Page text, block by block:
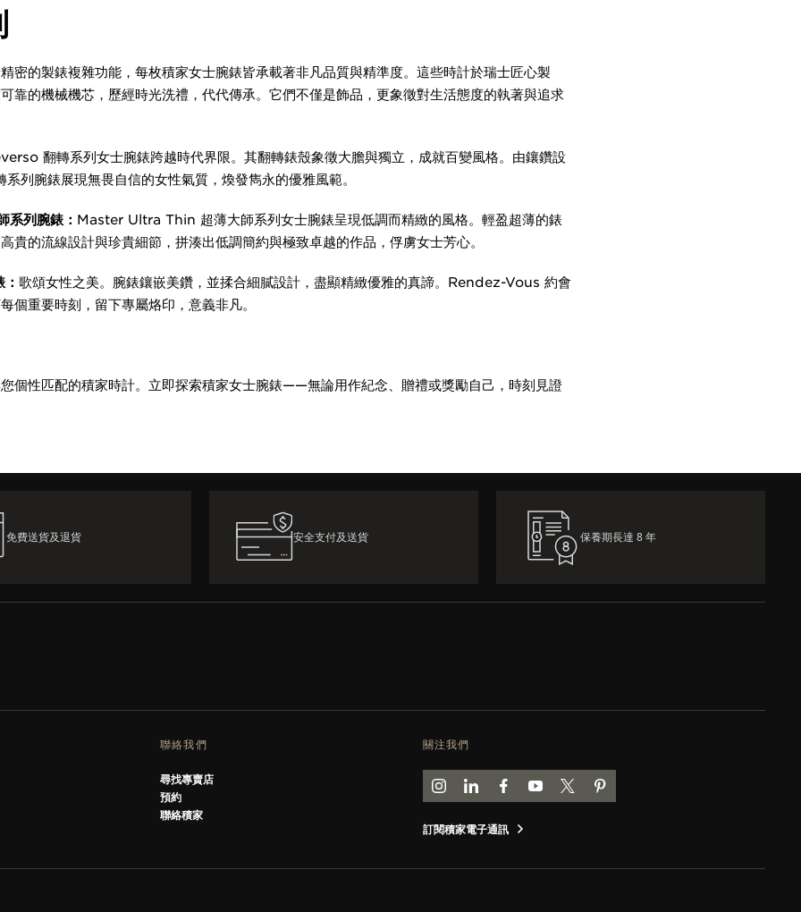
密的製錶複雜功能，每枚積家女士腕錶皆承載著非凡品質與精準度。這些時計於瑞士匠心製
靠的機械機芯，歷經時光洗禮，代代傳承。它們不僅是飾品，更象徵對生活態度的執著與追求
翻轉系列女士腕錶跨越時代界限。其翻轉錶殼象徵大膽與獨立，成就百變風格。由鑲鑽設
列腕錶展現無畏自信的女性氣質，煥發雋永的優雅風範。
列腕錶： Master Ultra Thin 超薄大師系列女士腕錶呈現低調而精緻的風格。輕盈超薄的錶
貴的流線設計與珍貴細節，拼湊出低調簡約與極致卓越的作品，俘虜女士芳心。
歌頌女性之美。腕錶鑲嵌美鑽，並揉合細膩設計，盡顯精緻優雅的真諦。Rendez-Vous 約會
個重要時刻，留下專屬烙印，意義非凡。
個性匹配的積家時計。立即探索積家女士腕錶——無論用作紀念、贈禮或獎勵自己，時刻見證
免費送貨及退貨 安全支付及送貨 保養期長達 8 年
聯絡我們
尋找專賣店
預約
聯絡積家
關注我們
前往積家 INSTAGRAM 頁面
前往積家 LINKEDIN 頁面
前往積家 FACEBOOK 頁面
前往積家 YOUTUBE 頁面
前往積家推特頁面
前往積家 PINTEREST 頁面
訂閱積家電子通訊